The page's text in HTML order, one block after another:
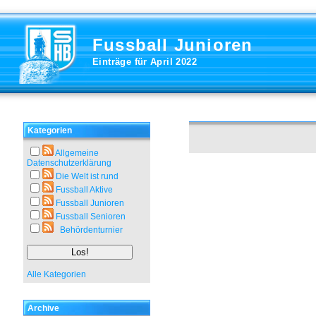
Fussball Junioren
Einträge für April 2022
Kategorien
Allgemeine
Datenschutzerklärung
Die Welt ist rund
Fussball Aktive
Fussball Junioren
Fussball Senioren
Behördenturnier
Alle Kategorien
Archive